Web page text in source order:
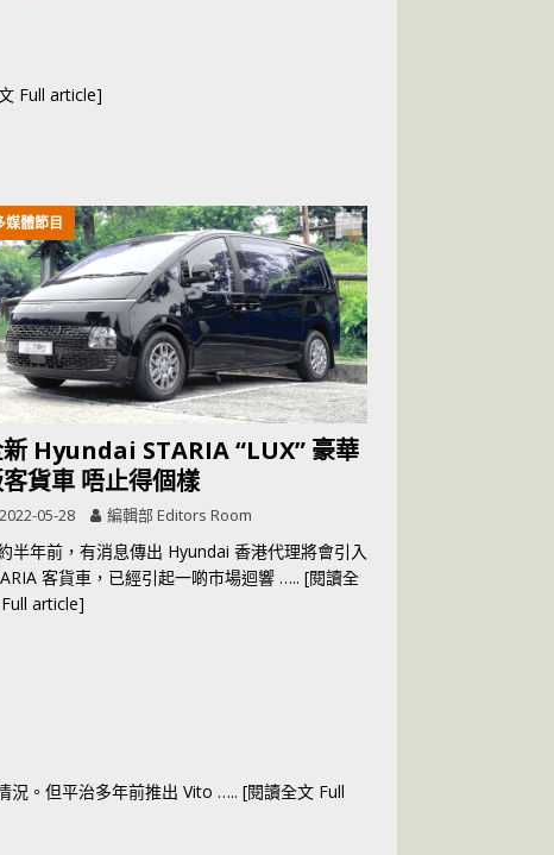
Full article]
媒體節目
Hyundai STARIA “LUX” 豪華
貨車 唔止得個樣
2022-05-28 編輯部 Editors Room
半年前，有消息傳出 Hyundai 香港代理將會引入
客貨車，已經引起一啲市場迴響 ….. [閱讀全
article]
況。但平治多年前推出 Vito ….. [閱讀全文 Full